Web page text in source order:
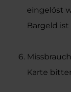
eingelöst
Bargeld
Karte